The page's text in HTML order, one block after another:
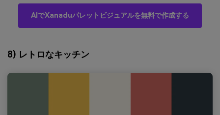
AIでXanaduパレットビジュアルを無料で作成する
8) レトロなキッチン